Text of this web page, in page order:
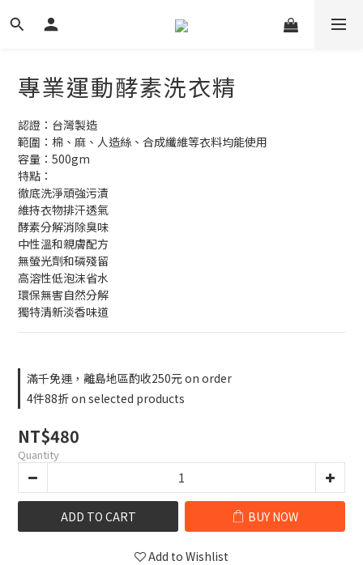
專業運動酵素洗衣精
認證：台灣製造
範圍：棉、麻、人造絲、合成纖維等衣料均能使用
容量：500gm
特點：
徹底洗淨頑強污漬
維持衣物排汗透氣
酵素分解消除臭味
中性溫和親膚配方
無螢光劑和磷殘留
高溶性低泡沫省水
環保無害自然分解
獨特清新淡香味道
滿千免運，離島地區酌收250元 on order
4件88折 on selected products
NT$480
Quantity
ADD TO CART BUY NOW
Add to Wishlist